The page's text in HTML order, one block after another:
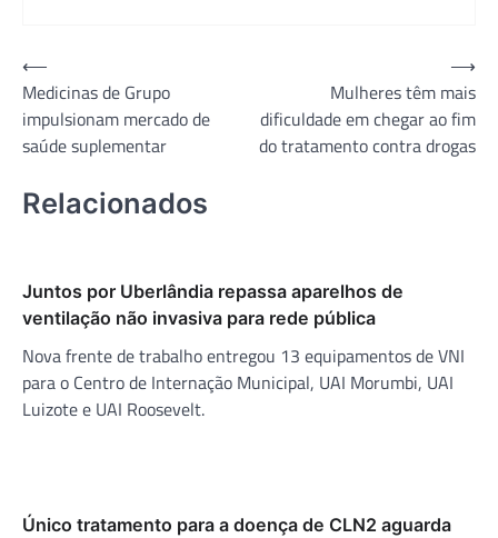
Navegação
de
Post
⟵
Medicinas de Grupo
impulsionam mercado de
saúde suplementar
Mulheres têm mais
dificuldade em chegar ao fim
do tratamento contra drogas
⟶
Relacionados
Juntos por Uberlândia repassa aparelhos de
ventilação não invasiva para rede pública
Nova frente de trabalho entregou 13 equipamentos de VNI
para o Centro de Internação Municipal, UAI Morumbi, UAI
Luizote e UAI Roosevelt.
Único tratamento para a doença de CLN2 aguarda